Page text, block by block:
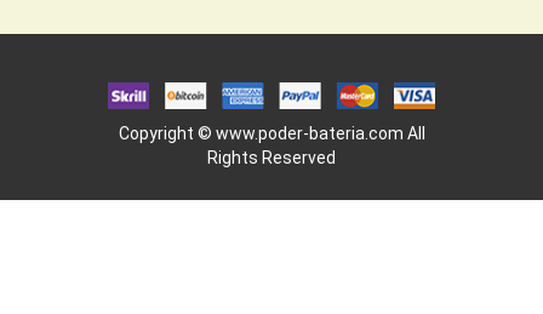
Copyright © www.poder-bateria.com All
Rights Reserved